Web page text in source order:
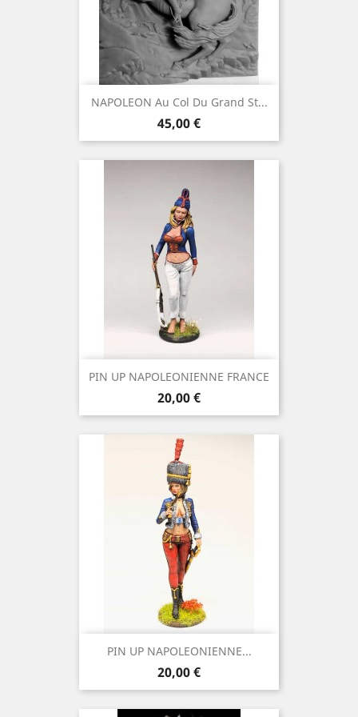
NAPOLEON Au Col Du Grand St...
Prix
45,00 €
PIN UP NAPOLEONIENNE FRANCE
Prix
20,00 €
PIN UP NAPOLEONIENNE...
Prix
20,00 €